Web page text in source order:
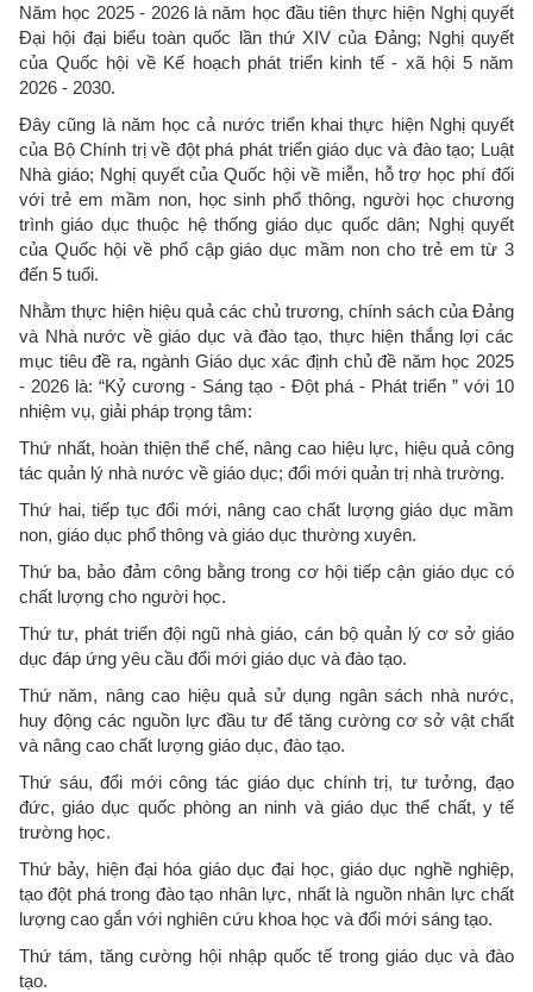
Năm học 2025 - 2026 là năm học đầu tiên thực hiện Nghị quyết
Đại hội đại biểu toàn quốc lần thứ XIV của Đảng; Nghị quyết
của Quốc hội về Kế hoạch phát triển kinh tế - xã hội 5 năm
2026 - 2030.
Đây cũng là năm học cả nước triển khai thực hiện Nghị quyết
của Bộ Chính trị về đột phá phát triển giáo dục và đào tạo; Luật
Nhà giáo; Nghị quyết của Quốc hội về miễn, hỗ trợ học phí đối
với trẻ em mầm non, học sinh phổ thông, người học chương
trình giáo dục thuộc hệ thống giáo dục quốc dân; Nghị quyết
của Quốc hội về phổ cập giáo dục mầm non cho trẻ em từ 3
đến 5 tuổi.
Nhằm thực hiện hiệu quả các chủ trương, chính sách của Đảng
và Nhà nước về giáo dục và đào tạo, thực hiện thắng lợi các
mục tiêu đề ra, ngành Giáo dục xác định chủ đề năm học 2025
- 2026 là: “Kỷ cương - Sáng tạo - Đột phá - Phát triển ” với 10
nhiệm vụ, giải pháp trọng tâm:
Thứ nhất, hoàn thiện thể chế, nâng cao hiệu lực, hiệu quả công
tác quản lý nhà nước về giáo dục; đổi mới quản trị nhà trường.
Thứ hai, tiếp tục đổi mới, nâng cao chất lượng giáo dục mầm
non, giáo dục phổ thông và giáo dục thường xuyên.
Thứ ba, bảo đảm công bằng trong cơ hội tiếp cận giáo dục có
chất lượng cho người học.
Thứ tư, phát triển đội ngũ nhà giáo, cán bộ quản lý cơ sở giáo
dục đáp ứng yêu cầu đổi mới giáo dục và đào tạo.
Thứ năm, nâng cao hiệu quả sử dụng ngân sách nhà nước,
huy động các nguồn lực đầu tư để tăng cường cơ sở vật chất
và nâng cao chất lượng giáo dục, đào tạo.
Thứ sáu, đổi mới công tác giáo dục chính trị, tư tưởng, đạo
đức, giáo dục quốc phòng an ninh và giáo dục thể chất, y tế
trường học.
Thứ bảy, hiện đại hóa giáo dục đại học, giáo dục nghề nghiệp,
tạo đột phá trong đào tạo nhân lực, nhất là nguồn nhân lực chất
lượng cao gắn với nghiên cứu khoa học và đổi mới sáng tạo.
Thứ tám, tăng cường hội nhập quốc tế trong giáo dục và đào
tạo.